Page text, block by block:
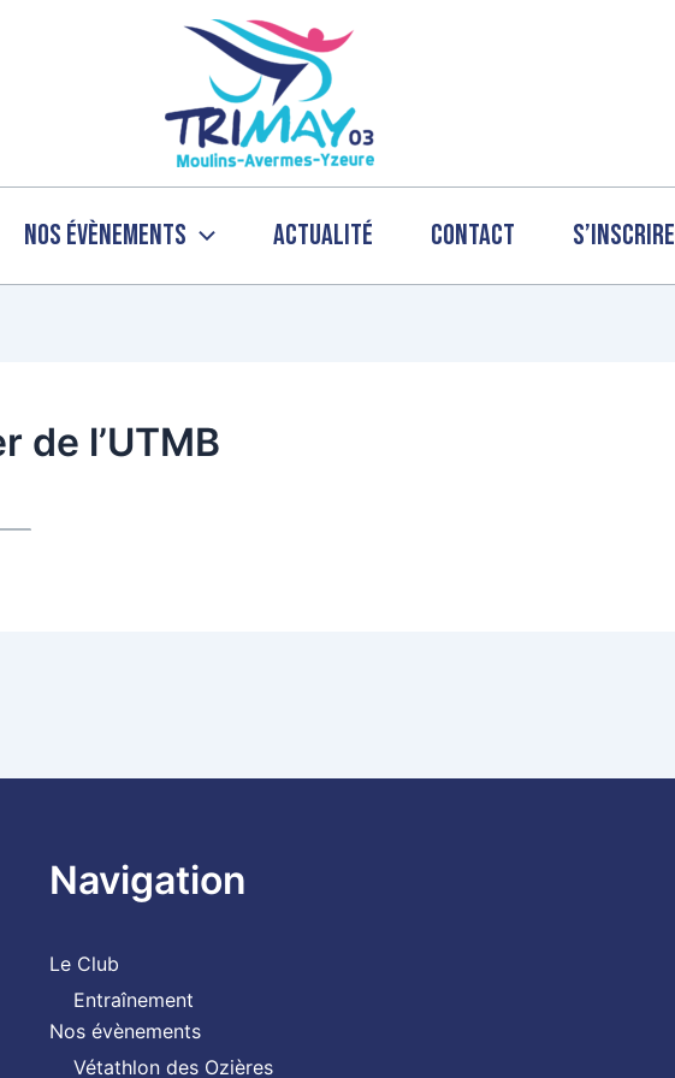
Nos évènements Actualité Contact S’inscrire
de l’UTMB
Navigation
Le Club
Entraînement
Nos évènements
Vétathlon des Ozières